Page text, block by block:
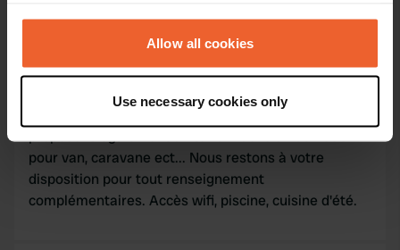
any time from the Cookie Declaration or by clicking on
the Privacy trigger icon.
Collect information about your geographical location
which can be accurate to within several meters
Identify your device by actively scanning it for
specific characteristics (fingerprinting)
Find out more about how your personal data is processed
Allow all cookies
Use necessary cookies only
Bonjour 🤘🤘🤘, Nous proposons dans notre
résidence principale un emplacement pour tente ou
chambre , avec accès WC et salle d'eau. Et nous
proposons également un terrain de loisir de 2500m2
pour van, caravane ect... Nous restons à votre
disposition pour tout renseignement
complémentaires. Accès wifi, piscine, cuisine d'été.